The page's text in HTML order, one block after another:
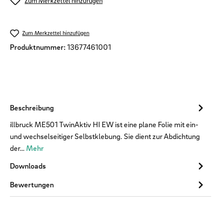
Zum Merkzettel hinzufügen
Produktnummer: 13677461001
Beschreibung
illbruck ME501 TwinAktiv HI EW ist eine plane Folie mit ein-
und wechselseitiger Selbstklebung. Sie dient zur Abdichtung
der… Mehr
Downloads
Bewertungen